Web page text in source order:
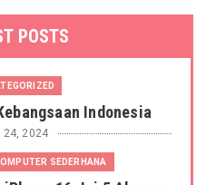
POSTS
Indonesia
24, 2024
SEDERHANA